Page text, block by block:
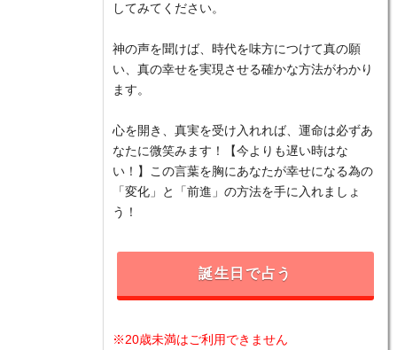
してみてください。
神の声を聞けば、時代を味方につけて真の願
い、真の幸せを実現させる確かな方法がわかり
ます。
心を開き、真実を受け入れれば、運命は必ずあ
なたに微笑みます！【今よりも遅い時はな
い！】この言葉を胸にあなたが幸せになる為の
「変化」と「前進」の方法を手に入れましょ
う！
誕生日で占う
※20歳未満はご利用できません